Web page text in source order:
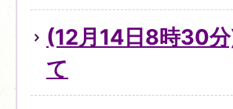
(12月14日8時30
て